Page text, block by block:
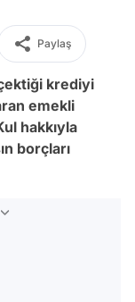
Paylaş
krediyi
emekli
hakkıyla
borçları